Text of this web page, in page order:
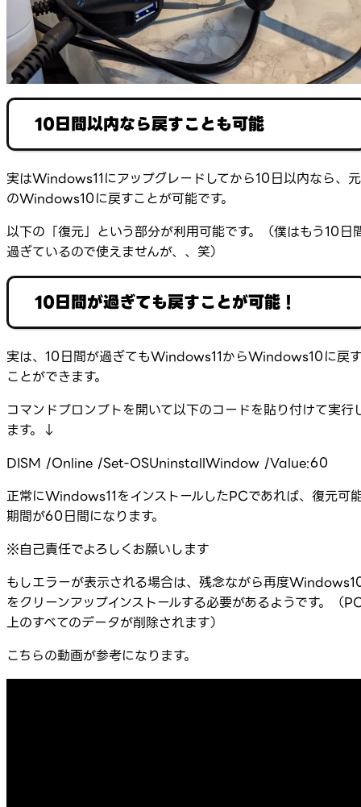
10日間以内なら戻すことも可能
実はWindows11にアップグレードしてから10日以内なら、元
のWindows10に戻すことが可能です。
以下の「復元」という部分が利用可能です。（僕はもう10日
過ぎているので使えませんが、、笑）
10日間が過ぎても戻すことが可能！
実は、10日間が過ぎてもWindows11からWindows10に戻
ことができます。
コマンドプロンプトを開いて以下のコードを貼り付けて実行
ます。↓
DISM /Online /Set-OSUninstallWindow /Value:60
正常にWindows11をインストールしたPCであれば、復元可
期間が60日間になります。
※自己責任でよろしくお願いします
もしエラーが表示される場合は、残念ながら再度
をクリーンアップインストールする必要があるようです。（
上のすべてのデータが削除されます）
こちらの動画が参考になります。